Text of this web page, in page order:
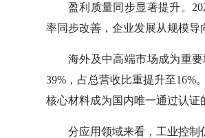
盈利质量同步显著提升。
率同步改善，企业发展从规模导
海外及中高端市场成为重
39%，占总营收比重提升至16%
核心材料成为国内唯一通过认证
分应用领域来看，工业控制